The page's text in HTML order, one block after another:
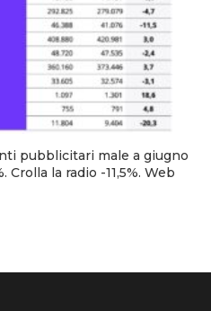
pubblicitari male a giugno
Crolla la radio -11,5%. Web